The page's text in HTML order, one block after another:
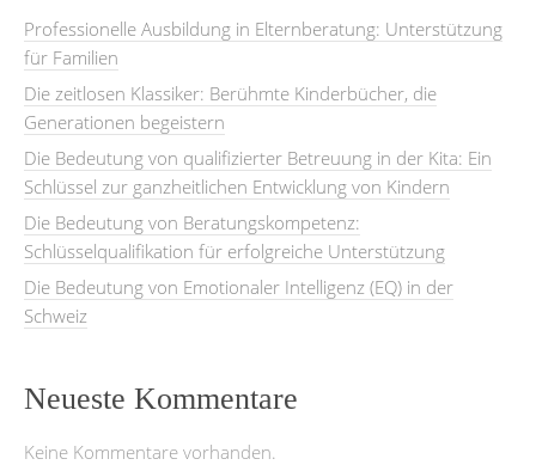
Professionelle Ausbildung in Elternberatung: Unterstützung
für Familien
Die zeitlosen Klassiker: Berühmte Kinderbücher, die
Generationen begeistern
Die Bedeutung von qualifizierter Betreuung in der Kita: Ein
Schlüssel zur ganzheitlichen Entwicklung von Kindern
Die Bedeutung von Beratungskompetenz:
Schlüsselqualifikation für erfolgreiche Unterstützung
Die Bedeutung von Emotionaler Intelligenz (EQ) in der
Schweiz
Neueste Kommentare
Keine Kommentare vorhanden.